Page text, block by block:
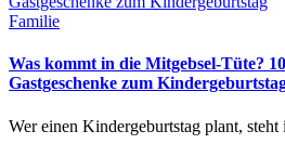
Familie
Was kommt in die Mitgebsel-Tüte?
Gastgeschenke zum
Wer einen Kindergeburtstag plant,